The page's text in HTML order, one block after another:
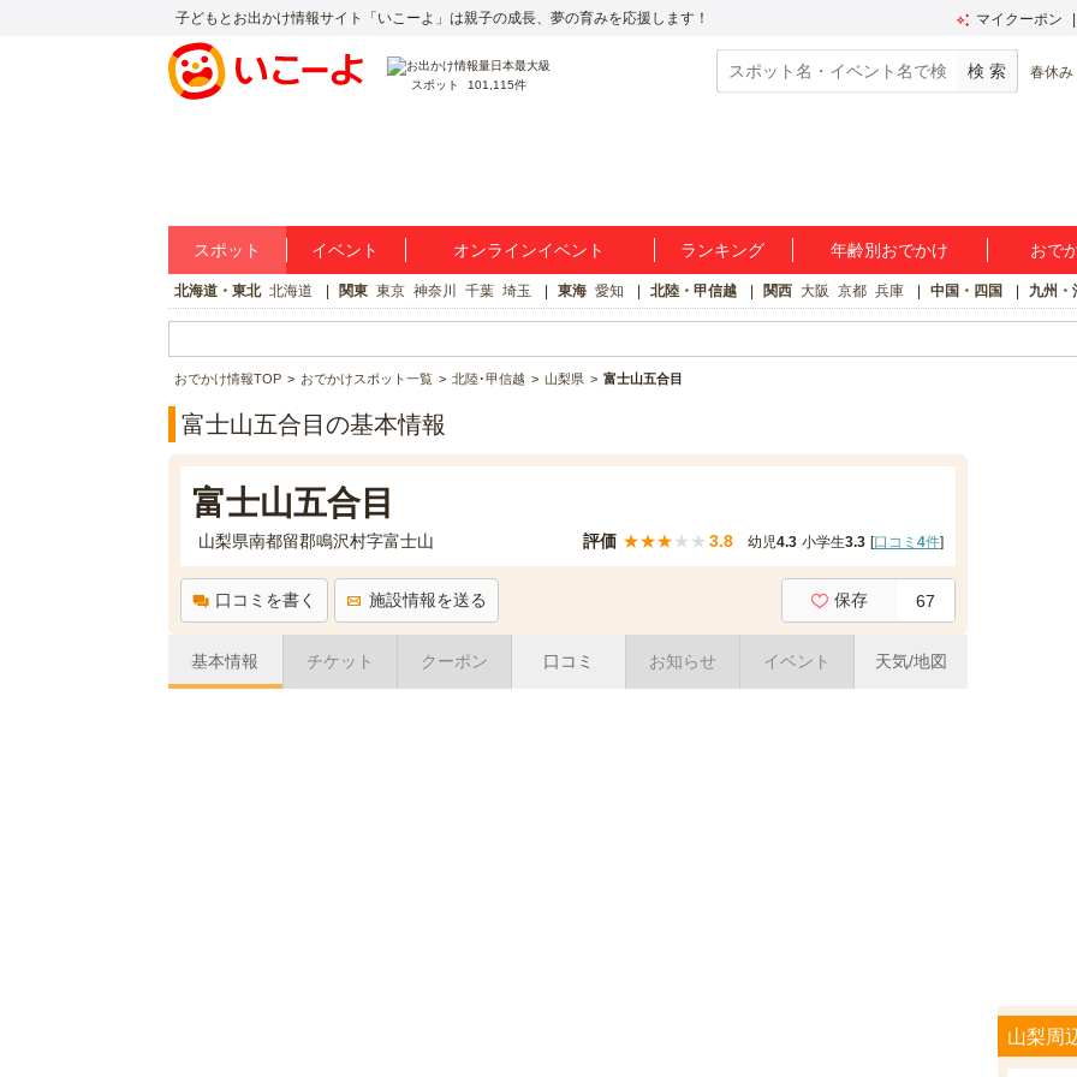
子どもとお出かけ情報サイト「いこーよ」は親子の成長、夢の育みを応援します！ マイクーポン
スポット 101,115件
春休み
スポット イベント オンラインイベント ランキング 年齢別おでかけ おで
北海道・東北 北海道 関東 東京 神奈川 千葉 埼玉 東海 愛知 北陸・甲信越 関西 大阪 京都 兵庫 中国・四国 九州・
おでかけ情報TOP おでかけスポット一覧 北陸･甲信越 山梨県 富士山五合目
富士山五合目の基本情報
富士山五合目
山梨県南都留郡鳴沢村字富士山 評価 ★★★★ ★ 3.8 幼児4.3 小学生3.3 [口コミ 4件]
口コミを書く 施設情報を送る 保存 67
基本情報 チケット クーポン 口コミ お知らせ イベント 天気/地図
山梨周